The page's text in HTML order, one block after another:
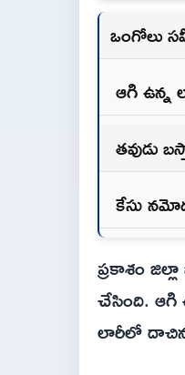
ఒంగోలు
ఆగి ఉన్న
తవుడు
కేసు
ప్రకాశం
చేసింది. ఆగి
లారీలో